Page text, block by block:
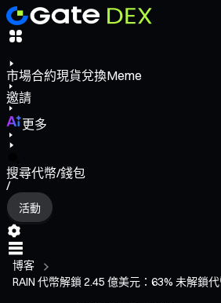
市場合約現貨兌換Meme
邀請
更多
搜尋代幣/錢包
/
活動
博客
RAIN 代幣解鎖 2.45 億美元：63% 未解鎖